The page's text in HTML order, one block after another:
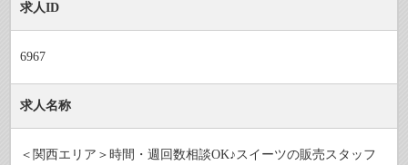
求人ID
6967
求人名称
＜関西エリア＞時間・週回数相談OK♪スイーツの販売スタッフ